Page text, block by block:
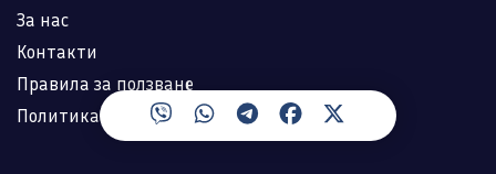
За нас
Контакти
Правила за ползване
Политика за лични данни